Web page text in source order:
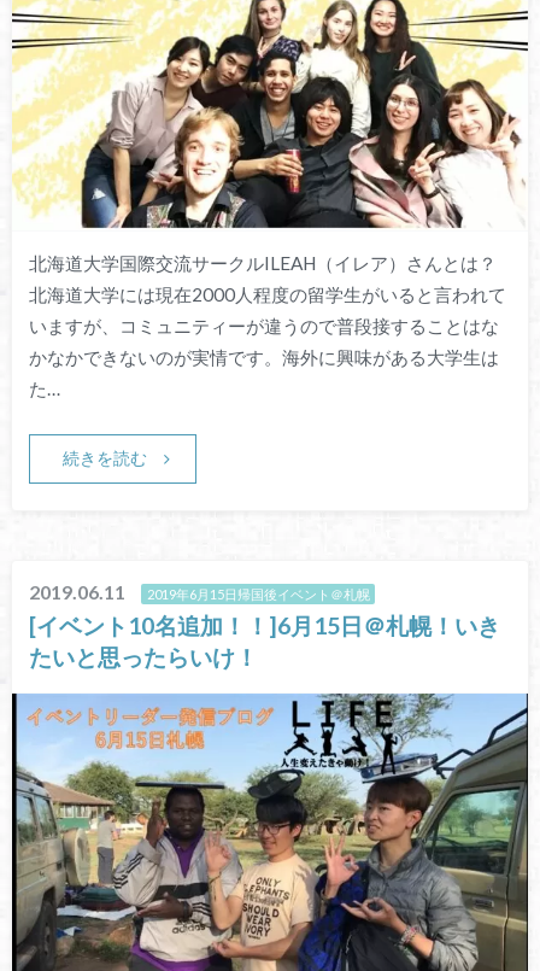
北海道大学国際交流サークルILEAH（イレア）さんとは？
北海道大学には現在2000人程度の留学生がいると言われて
いますが、コミュニティーが違うので普段接することはな
かなかできないのが実情です。海外に興味がある大学生は
た…
続きを読む
2019.06.11 2019年6月15日帰国後イベント＠札幌
[イベント10名追加！！]6月15日＠札幌！いき
たいと思ったらいけ！